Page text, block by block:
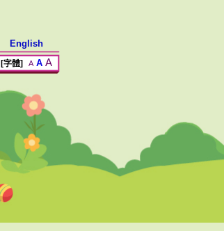
English
[字體] A A A